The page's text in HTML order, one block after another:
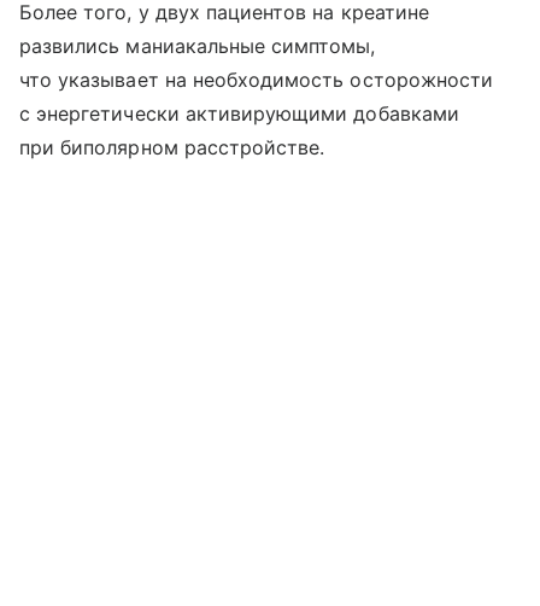
Более того, у двух пациентов на креатине
развились маниакальные симптомы,
что указывает на необходимость осторожности
с энергетически активирующими добавками
при биполярном расстройстве.